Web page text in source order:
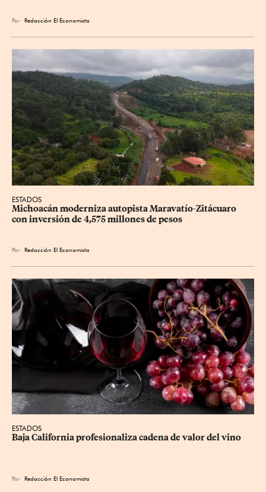
Por Redacción El Economista
ESTADOS
Michoacán moderniza autopista Maravatío-Zitácuaro
con inversión de 4,575 millones de pesos
Por Redacción El Economista
ESTADOS
Baja California profesionaliza cadena de valor del vino
Por Redacción El Economista